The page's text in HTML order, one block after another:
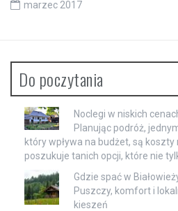
marzec 2017
Do poczytania
Noclegi w niskich
Planując podróż,
który wpływa na budżet, są koszty
poszukuje tanich opcji, które nie
Gdzie spać w
Puszczy, komfort i
kieszeń